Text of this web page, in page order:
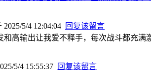
2025/5/4 12:04:04 回复该留言
高输出让我爱不释手，每次战斗都充满
5/4 15:55:37 回复该留言